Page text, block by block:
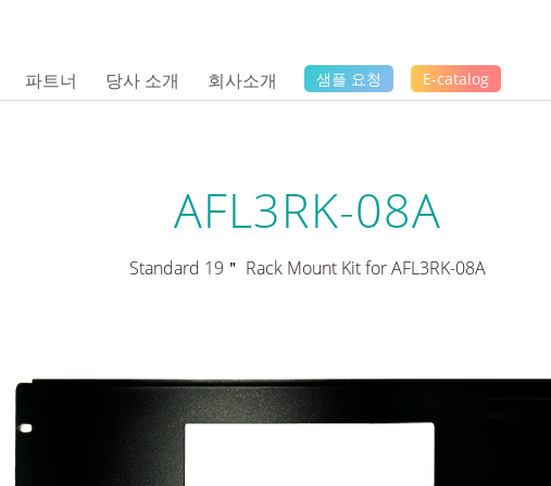
파트너 당사 소개 회사소개 샘플 요청 E-catalog
AFL3RK-08A
Standard 19＂ Rack Mount Kit for AFL3RK-08A